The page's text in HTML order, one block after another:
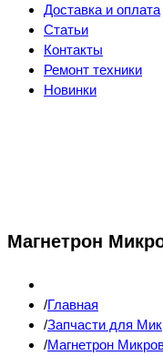
Доставка и оплата
Статьи
Контакты
Ремонт техники
Новинки
Магнетрон
Главная
Запчасти для
Магнетрон